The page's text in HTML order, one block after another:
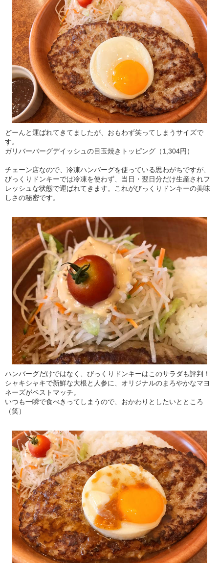
どーんと運ばれてきてましたが、おもわず笑ってしまうサイズで
す。
ガリバーバーグデイッシュの目玉焼きトッピング（1,304円）
チェーン店なので、冷凍ハンバーグを使っている思わがちですが、
びっくりドンキーでは冷凍を使わず、当日・翌日分だけ生産されフ
レッシュな状態で運ばれてきます。これがびっくりドンキーの美味
しさの秘密です。
ハンバーグだけではなく、びっくりドンキーはこのサラダも評判！
シャキシャキで新鮮な大根と人参に、オリジナルのまろやかなマヨ
ネーズがベストマッチ。
いつも一瞬で食べきってしまうので、おかわりとしたいとところ
（笑）